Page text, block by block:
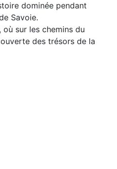
dominée pendant
Savoie.
où sur les chemins du
des trésors de la